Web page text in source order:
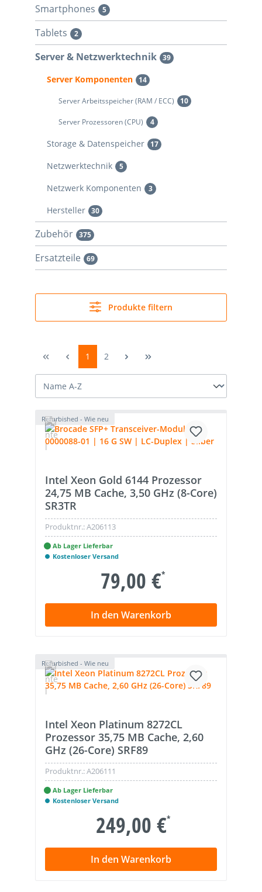
Smartphones 5
Tablets 2
Server & Netzwerktechnik 39
Server Komponenten 14
Server Arbeitsspeicher (RAM / ECC) 10
Server Prozessoren (CPU) 4
Storage & Datenspeicher 17
Netzwerktechnik 5
Netzwerk Komponenten 3
Hersteller 30
Zubehör 375
Ersatzteile 69
Produkte filtern
1 2
Refurbished - Wie neu
Intel Xeon Gold 6144 Prozessor
24,75 MB Cache, 3,50 GHz (8-Core)
SR3TR
Produktnr.:A206113
Ab Lager Lieferbar
Kostenloser Versand
79,00 €*
In den Warenkorb
Refurbished - Wie neu
Intel Xeon Platinum 8272CL
Prozessor 35,75 MB Cache, 2,60
GHz (26-Core) SRF89
Produktnr.:A206111
Ab Lager Lieferbar
Kostenloser Versand
249,00 €*
In den Warenkorb